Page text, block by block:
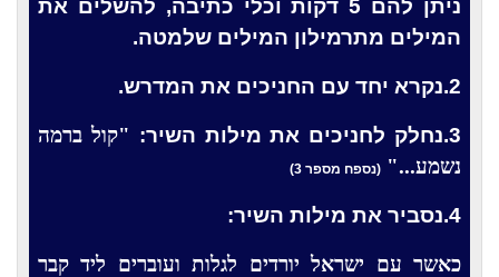
ניתן להם 5 דקות וכלי כתיבה, להשלים את
המילים מתרמילון המילים שלמטה.
2.נקרא יחד עם החניכים את המדרש.
3.נחלק לחניכים את מילות השיר:
"קול ברמה
נשמע..." (נספח מספר 3)
4.נסביר את מילות השיר:
כאשר עם ישראל יורדים לגלות ועוברים ליד קבר